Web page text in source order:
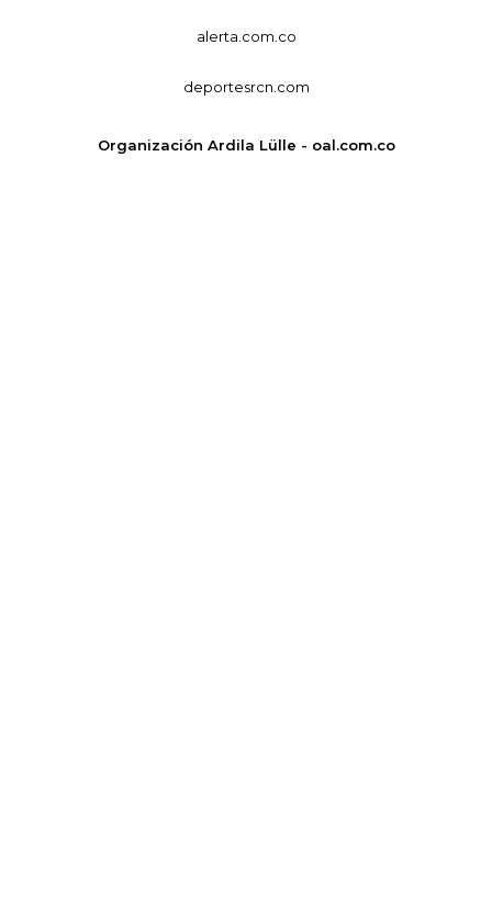
alerta.com.co
deportesrcn.com
Organización Ardila Lülle - oal.com.co